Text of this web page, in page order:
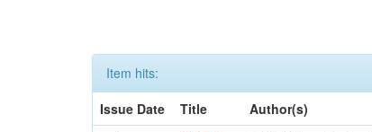
Item hits:
Issue Date
Title
Author(s)